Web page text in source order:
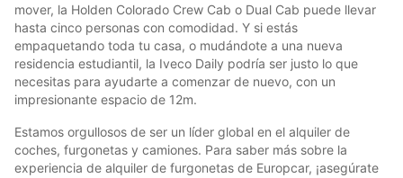
mover, la Holden Colorado Crew Cab o Dual Cab puede llevar
hasta cinco personas con comodidad. Y si estás
empaquetando toda tu casa, o mudándote a una nueva
residencia estudiantil, la Iveco Daily podría ser justo lo que
necesitas para ayudarte a comenzar de nuevo, con un
impresionante espacio de 12m.
Estamos orgullosos de ser un líder global en el alquiler de
coches, furgonetas y camiones. Para saber más sobre la
experiencia de alquiler de furgonetas de Europcar, ¡asegúrate